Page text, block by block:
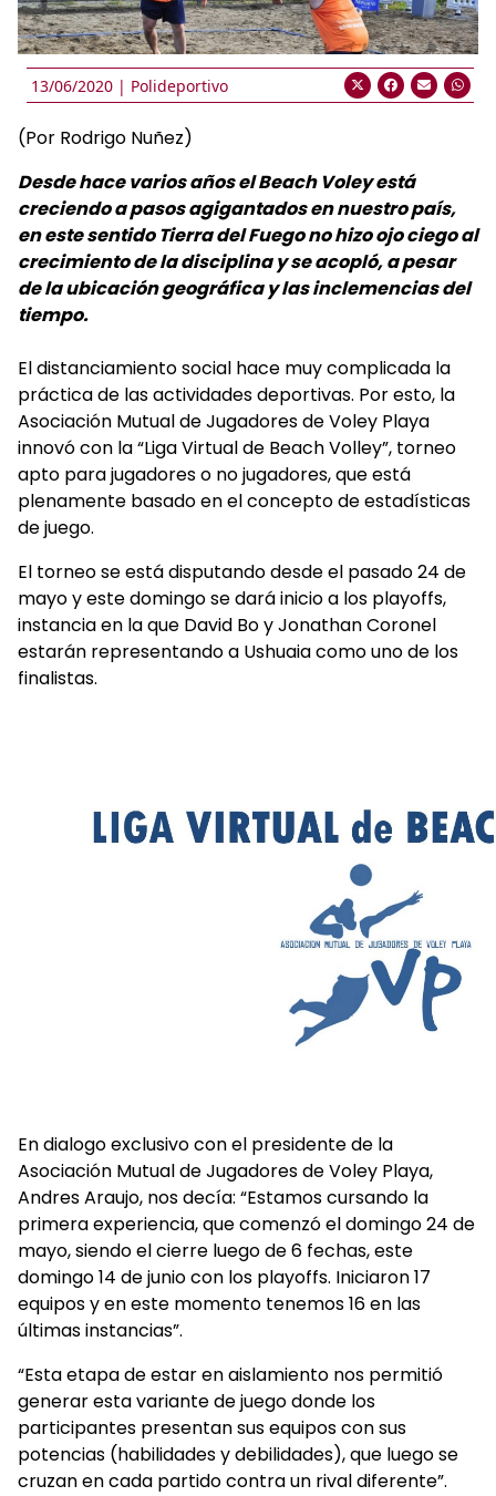
13/06/2020 | Polideportivo
(Por Rodrigo Nuñez)
Desde hace varios años el Beach Voley está
creciendo a pasos agigantados en nuestro país,
en este sentido Tierra del Fuego no hizo ojo ciego al
crecimiento de la disciplina y se acopló, a pesar
de la ubicación geográfica y las inclemencias del
tiempo.
El distanciamiento social hace muy complicada la
práctica de las actividades deportivas. Por esto, la
Asociación Mutual de Jugadores de Voley Playa
innovó con la “Liga Virtual de Beach Volley”, torneo
apto para jugadores o no jugadores, que está
plenamente basado en el concepto de estadísticas
de juego.
El torneo se está disputando desde el pasado 24 de
mayo y este domingo se dará inicio a los playoffs,
instancia en la que David Bo y Jonathan Coronel
estarán representando a Ushuaia como uno de los
finalistas.
En dialogo exclusivo con el presidente de la
Asociación Mutual de Jugadores de Voley Playa,
Andres Araujo, nos decía: “Estamos cursando la
primera experiencia, que comenzó el domingo 24 de
mayo, siendo el cierre luego de 6 fechas, este
domingo 14 de junio con los playoffs. Iniciaron 17
equipos y en este momento tenemos 16 en las
últimas instancias”.
“Esta etapa de estar en aislamiento nos permitió
generar esta variante de juego donde los
participantes presentan sus equipos con sus
potencias (habilidades y debilidades), que luego se
cruzan en cada partido contra un rival diferente”.